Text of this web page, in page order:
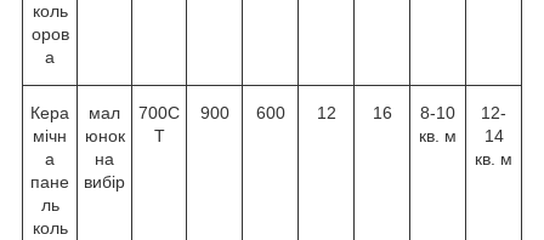
коль
оров
а
Кера
мічн
а
пане
ль
коль
мал
юнок
на
вибір
700C
T
900 600 12 16
8-10
кв. м
12-
14
кв. м